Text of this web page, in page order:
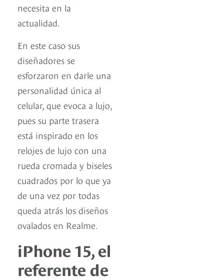
necesita en la
actualidad.
En este caso sus
diseñadores se
esforzaron en darle una
personalidad única al
celular, que evoca a lujo,
pues su parte trasera
está inspirado en los
relojes de lujo con una
rueda cromada y biseles
cuadrados por lo que ya
de una vez por todas
queda atrás los diseños
ovalados en Realme.
iPhone 15, el
referente de